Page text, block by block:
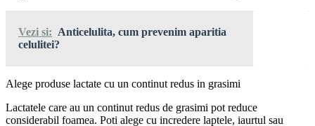
Vezi si: Anticelulita, cum prevenim aparitia
celulitei?
Alege produse lactate cu un continut redus in grasimi
Lactatele care au un continut redus de grasimi pot reduce
considerabil foamea. Poti alege cu incredere laptele, iaurtul sau